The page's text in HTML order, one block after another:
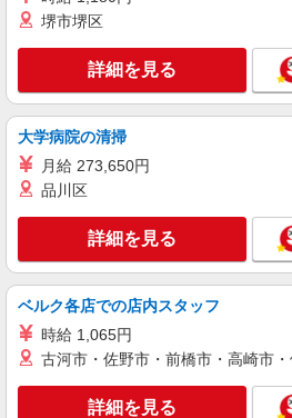
正社員
株式会社HITOWA フードサービスカンパ
福祉施設での調理師
月給27万円〜30万円 ※給与は経験や前
に応じて決定します
イリーゼ蒲田・
株式会社HITOWA フードサービスカン
福祉施設での調理員
変動します。 ※AP
により時給を見直し
志）：あり 年2回。
チャーム六郷 （
15）
堺市堺区
詳細を見る
大学病院の清掃
月給 273,650円
品川区
詳細を見る
ベルク各店での店内スタッフ
時給 1,065円
古河市・佐野市・前橋市・高崎市
詳細を見る